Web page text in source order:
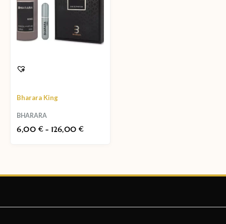
Bharara King
BHARARA
6,00 € - 126,00 €